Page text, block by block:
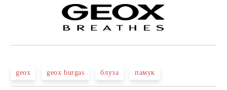
geox geox burgas блуза памук